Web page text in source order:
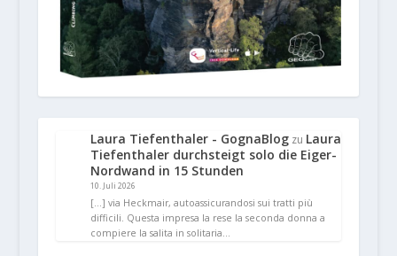
Laura Tiefenthaler - GognaBlogzu Laura
Tiefenthaler durchsteigt solo die Eiger-
Nordwand in 15 Stunden
10. Juli 2026
[…] via Heckmair, autoassicurandosi sui tratti più
difficili. Questa impresa la rese la seconda donna a
compiere la salita in solitaria…